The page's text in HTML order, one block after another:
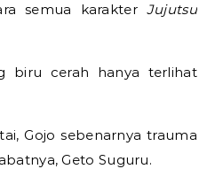
semua karakter Jujutsu
biru cerah hanya terlihat
Gojo sebenarnya trauma
Geto Suguru.